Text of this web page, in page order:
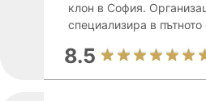
клон в София.
специализира в пътното
8.5